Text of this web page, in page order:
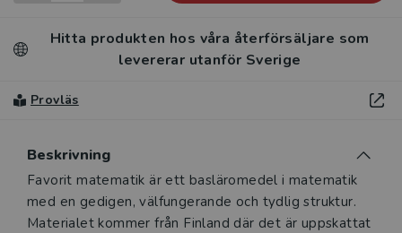
Hitta produkten hos våra återförsäljare som
levererar utanför Sverige
Provläs
Beskrivning
Beskrivning
Favorit matematik är ett basläromedel i matematik
med en gedigen, välfungerande och tydlig struktur.
Materialet kommer från Finland där det är uppskattat